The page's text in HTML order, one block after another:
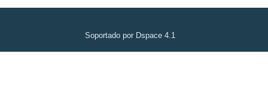
Soportado por Dspace 4.1